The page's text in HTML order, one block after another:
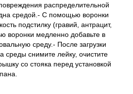
распределительной
средой.- С помощью воронки
подстилку (гравий, антрацит,
воронки медленно добавьте в
среду.- После загрузки
среды снимите лейку, очистите
со стояка перед установкой